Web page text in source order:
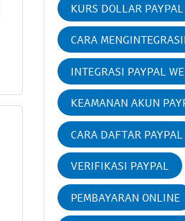
KURS DOLLAR PAYPAL
CARA
INTEGRASI PAYPAL
KEAMANAN AKUN
CARA DAFTAR PAYPAL
VERIFIKASI PAYPAL
PEMBAYARAN ONLINE